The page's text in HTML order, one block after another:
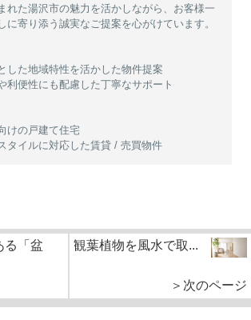
れた湯沢市の魅力を活かしながら、お客様一
に寄り添う誠実なご提案を心がけています。
した地域特性を活かした物件提案
利便性にも配慮した丁寧なサポート
けの戸建て住宅
タイルに対応した賃貸 / 売買物件
る「盆
観葉植物を風水で取...
＞次のページ